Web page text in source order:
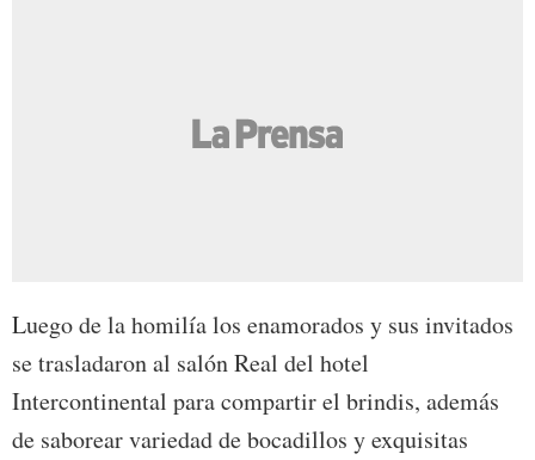
Luego de la homilía los enamorados y sus invitados
se trasladaron al salón Real del hotel
Intercontinental para compartir el brindis, además
de saborear variedad de bocadillos y exquisitas